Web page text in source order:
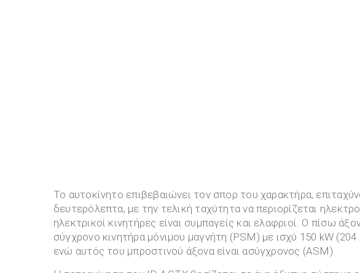
Το αυτοκίνητο επιβεβαιώνει τον σπορ του χαρακτήρα,
δευτερόλεπτα, με την τελική ταχύτητα να περιορίζεται
ηλεκτρικοί κινητήρες είναι συμπαγείς και ελαφριοί. Ο πίσω
σύγχρονο κινητήρα μόνιμου μαγνήτη (PSM) με ισχύ 150 kW
ενώ αυτός του μπροστινού άξονα είναι ασύγχρονος (ASM).